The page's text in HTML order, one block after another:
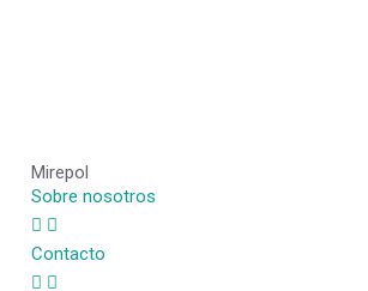
Mirepol
Sobre nosotros
Contacto